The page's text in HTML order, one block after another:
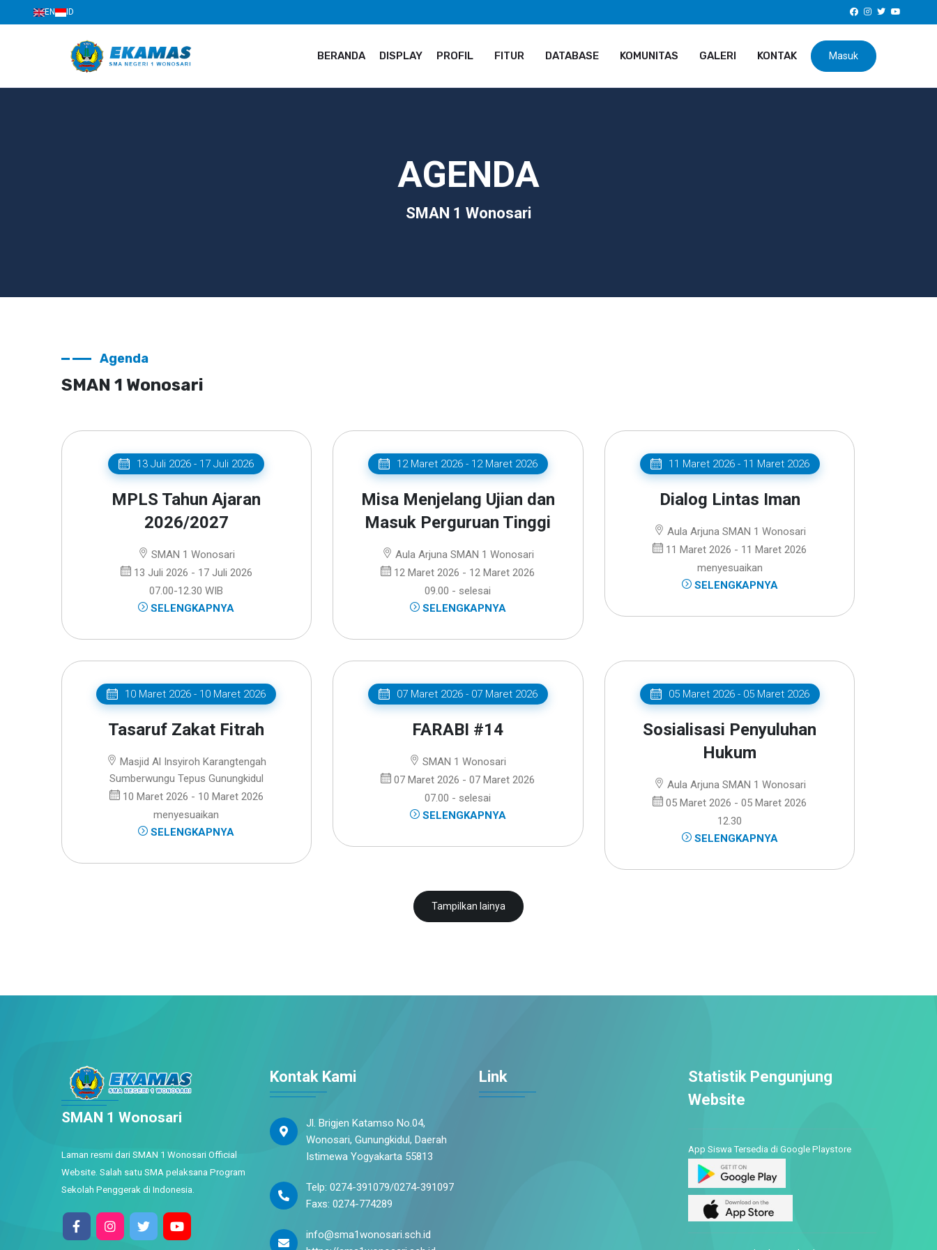
EN ID
Masuk
BERANDA DISPLAY PROFIL FITUR DATABASE KOMUNITAS GALERI KONTAK
AGENDA
SMAN 1 Wonosari
Agenda
SMAN 1 Wonosari
13 Juli 2026 - 17 Juli 2026
MPLS Tahun Ajaran
2026/2027
SMAN 1 Wonosari
13 Juli 2026 - 17 Juli 2026
07.00-12.30 WIB
SELENGKAPNYA
12 Maret 2026 - 12 Maret 2026
Misa Menjelang Ujian dan
Masuk Perguruan Tinggi
Aula Arjuna SMAN 1 Wonosari
12 Maret 2026 - 12 Maret 2026
09.00 - selesai
SELENGKAPNYA
11 Maret 2026 - 11 Maret 2026
Dialog Lintas Iman
Aula Arjuna SMAN 1 Wonosari
11 Maret 2026 - 11 Maret 2026
menyesuaikan
SELENGKAPNYA
10 Maret 2026 - 10 Maret 2026
Tasaruf Zakat Fitrah
Masjid Al Insyiroh Karangtengah
Sumberwungu Tepus Gunungkidul
10 Maret 2026 - 10 Maret 2026
menyesuaikan
SELENGKAPNYA
07 Maret 2026 - 07 Maret 2026
FARABI #14
SMAN 1 Wonosari
07 Maret 2026 - 07 Maret 2026
07.00 - selesai
SELENGKAPNYA
05 Maret 2026 - 05 Maret 2026
Sosialisasi Penyuluhan
Hukum
Aula Arjuna SMAN 1 Wonosari
05 Maret 2026 - 05 Maret 2026
12.30
SELENGKAPNYA
Tampilkan lainya
SMAN 1 Wonosari
Laman resmi dari SMAN 1 Wonosari Official
Website. Salah satu SMA pelaksana Program
Sekolah Penggerak di Indonesia.
Kontak Kami
Jl. Brigjen Katamso No.04,
Wonosari, Gunungkidul, Daerah
Istimewa Yogyakarta 55813
Telp: 0274-391079/0274-391097
Faxs: 0274-774289
info@sma1wonosari.sch.id
Link
Statistik Pengunjung
Website
App Siswa Tersedia di Google Playstore